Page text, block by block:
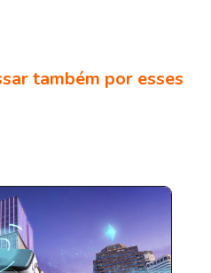
também por esses